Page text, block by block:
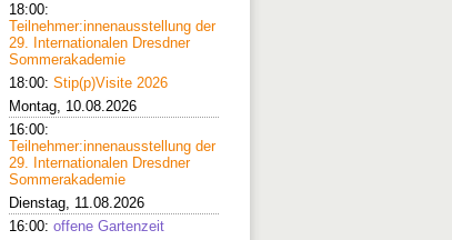
18:00:
Teilnehmer:innenausstellung der
29. Internationalen Dresdner
Sommerakademie
18:00: Stip(p)Visite 2026
Montag, 10.08.2026
16:00:
Teilnehmer:innenausstellung der
29. Internationalen Dresdner
Sommerakademie
Dienstag, 11.08.2026
16:00: offene Gartenzeit